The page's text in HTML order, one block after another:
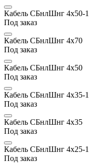
Кабель СБнлШнг 4х50-1
Под заказ
Кабель СБнлШнг 4х70
Под заказ
Кабель СБнлШнг 4х50
Под заказ
Кабель СБнлШнг 4х35-1
Под заказ
Кабель СБнлШнг 4х35
Под заказ
Кабель СБнлШнг 4х25-1
Под заказ